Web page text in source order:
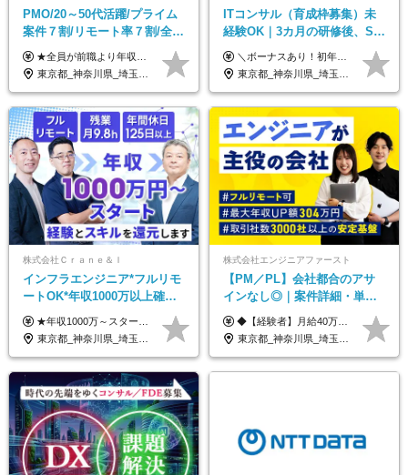
PMO/20～50代活躍/プライム
案件７割/リモート率７割/全員
前職より年収UP/有給取得率
100%
★全員が前職より年収UPを実現！ ★前職給与より120％アップ実績あり ★前職給与を最大限に考慮 ★入社4年目で年収800万円の社員も在籍！ 年俸420万円～960万円（1/12を毎月支給）＋インセンティブ＋各種手当 ※経験・スキルを考慮の上、決定します ※試用期間6ヶ月あり（期間中の給与、待遇に差異はありません） ※上記金額には固定残業代(月20時間／月5.6万円)を含みます ※超過分は別途全額支給します
東京都_神奈川県_埼玉県_千葉県
ITコンサル（育成枠募集）未
経験OK｜3カ月の研修後、SE
からコンサルへステップアッ
プ｜リモート8割以上
＼ボーナスあり！初年度から年収300万円以上／ ■月給24万2,200円～35万円＋賞与＋各種手当 ※経験・年齢・能力等を考慮し決定いたします。 ※試用期間中（3カ月）は契約社員で、月給21万円＋諸手当になります。 （試用期間中は残業が発生しません。その他の待遇に変更はありません。） ＼自分の市場価値が上がる／ 定量評価×定性評価の明確な基準での評価制度を設けており、自分の目標達成度合いや仕事に対しての姿勢が給与にも反映されるようになっています。そのため、平均昇給額は40万円以上！100万円以上昇給する人もいます！ 【固定残業代について】 固定残業30時間分（46,000円～69,375円）を含む ※超過分は別途全額支給
東京都_神奈川県_埼玉県_千葉県_大阪府_愛知県_北海道_青森県_岩手県_宮城県_秋田県_山形県_福島県_茨城県_栃木県_群馬県_新潟県_山梨県_長野県_富山県_石川県_福井県_静岡県_岐阜県_三重県_兵庫県_京都府_滋賀県_奈良県_和歌山県_広島県_岡山県_鳥取県_島根県_山口県_徳島県_香川県_愛媛県_高知県_福岡県_熊本県_佐賀県_長崎県_大分県_宮崎県_鹿児島県_沖縄県
株式会社Ｃｒａｎｅ＆Ｉ
インフラエンジニア*フルリモ
ートOK*年収1000万以上確約*
前職給与保障*残業月9.8h*40
代50代活躍
★年収1000万～スタート！ 年俸1,000万円～1,162万8,000円（12分割） ※経験・スキルを考慮の上決定します ※上記金額には固定残業代（月30h分・158,400円～184,000円）を含みます ※超過分は別途全額支給します ※試用期間2ヶ月間あり（その他待遇に差異はありません）
東京都_神奈川県_埼玉県_千葉県_大阪府_愛知県_北海道_青森県_岩手県_宮城県_秋田県_山形県_福島県_茨城県_栃木県_群馬県_新潟県_山梨県_長野県_富山県_石川県_福井県_静岡県_岐阜県_三重県_兵庫県_京都府_滋賀県_奈良県_和歌山県_広島県_岡山県_鳥取県_島根県_山口県_徳島県_香川県_愛媛県_高知県_福岡県_熊本県_佐賀県_長崎県_大分県_宮崎県_鹿児島県_沖縄県
株式会社エンジニアファースト
【PM／PL】会社都合のアサ
インなし◎｜案件詳細・単
価・給与テーブル全公開！働
き方も年収も自分で選べる！
◆【経験者】月給40万円～120万円(固定残業代含む)+各種手当 ※月30時間（76,000円～）の固定残業代を含みます。 ※上記を超える時間外労働分は追加で支給。 ※6ヶ月の試用期間あり（条件に変動なし） ・年収平均176万円アップ ・前職給与を保証 ◆単価連動性×還元率84％～100％で収入の大幅UPが可能 ・案件単価が月50万円の場合：年収417万円 ・案件単価が月70万円の場合：年収584万円 ・案件単価が月100万円の場合：年収834万円
東京都_神奈川県_埼玉県_千葉県_大阪府_愛知県_北海道_青森県_岩手県_宮城県_秋田県_山形県_福島県_茨城県_栃木県_群馬県_新潟県_山梨県_長野県_富山県_石川県_福井県_静岡県_岐阜県_三重県_兵庫県_京都府_滋賀県_奈良県_和歌山県_広島県_岡山県_鳥取県_島根県_山口県_徳島県_香川県_愛媛県_高知県_福岡県_熊本県_佐賀県_長崎県_大分県_宮崎県_鹿児島県_沖縄県